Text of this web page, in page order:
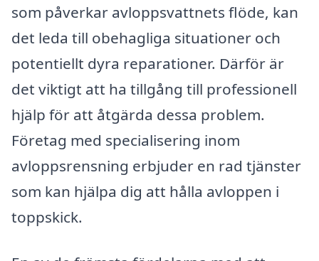
som påverkar avloppsvattnets flöde, kan
det leda till obehagliga situationer och
potentiellt dyra reparationer. Därför är
det viktigt att ha tillgång till professionell
hjälp för att åtgärda dessa problem.
Företag med specialisering inom
avloppsrensning erbjuder en rad tjänster
som kan hjälpa dig att hålla avloppen i
toppskick.